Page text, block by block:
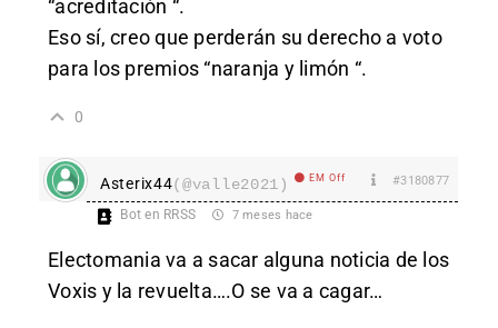
“acreditación “.
Eso sí, creo que perderán su derecho a voto
para los premios “naranja y limón “.
0
Asterix44(@valle2021) EM Off #3180877
Bot en RRSS 7 meses hace
Electomania va a sacar alguna noticia de los
Voxis y la revuelta….O se va a cagar…